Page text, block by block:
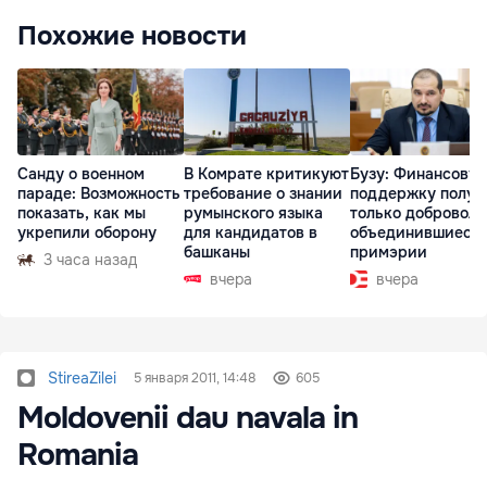
Похожие новости
Санду о военном
параде: Возможность
показать, как мы
укрепили оборону
3 часа назад
В Комрате критикуют
требование о знании
румынского языка
для кандидатов в
башканы
вчера
Бузу:
поддержку
только
объединившиеся
примэрии
вчера
StireaZilei 5 января 2011, 14:48 605
Moldovenii dau navala in
Romania